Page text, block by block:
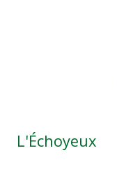
L'Échoyeux